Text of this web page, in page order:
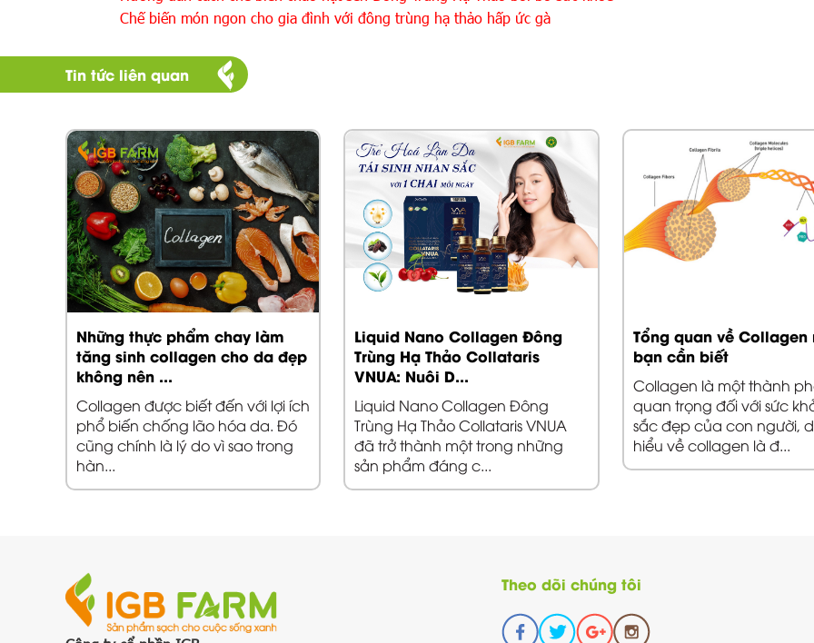
Chế biến món ngon cho gia đình với đông trùng hạ thảo hấp ức gà
Tin tức liên quan
Những thực phẩm chay làm
tăng sinh collagen cho da đẹp
không nên ...
Collagen được biết đến với lợi ích
phổ biến chống lão hóa da. Đó
cũng chính là lý do vì sao trong
hàn...
Liquid Nano Collagen Đông
Trùng Hạ Thảo Collataris
VNUA: Nuôi D...
Liquid Nano Collagen Đông
Trùng Hạ Thảo Collataris VNUA
đã trở thành một trong những
sản phẩm đáng c...
Tổng quan về Collagen
bạn cần biết
Collagen là một thành
quan trọng đối với sức
sắc đẹp của con người,
hiểu về collagen là đ...
Theo dõi chúng tôi